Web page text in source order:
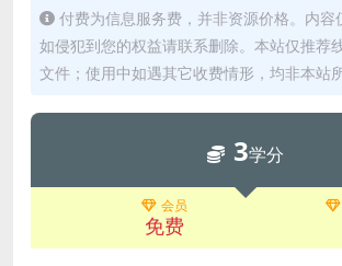
付费为信息服务费，并非资源价格。内容
如侵犯到您的权益请联系删除。本站仅推荐
文件；使用中如遇其它收费情形，均非本站
3学分
会员
免费